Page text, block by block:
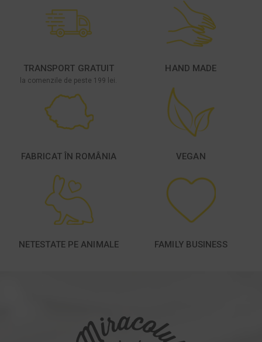
TRANSPORT GRATUIT
la comenzile de peste 199 lei.
HAND MADE
FABRICAT ÎN ROMÂNIA VEGAN
NETESTATE PE ANIMALE FAMILY BUSINESS